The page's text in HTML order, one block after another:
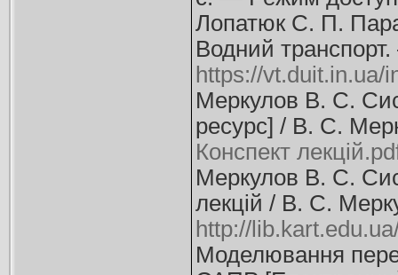
Лопатюк С. П.
Водний
https://vt.duit.in.ua/
Меркулов В. С.
ресурс] / В. С.
Конспект
Меркулов В. С.
лекцій / В. С.
http://
Моделювання